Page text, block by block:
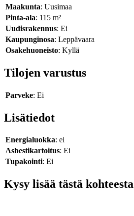
Maakunta: Uusimaa
Pinta-ala: 115 m²
Uudisrakennus: Ei
Kaupunginosa: Leppävaara
Osakehuoneisto: Kyllä
Tilojen varustus
Parveke: Ei
Lisätiedot
Energialuokka: ei
Asbestikartoitus: Ei
Tupakointi: Ei
Kysy lisää tästä kohteesta